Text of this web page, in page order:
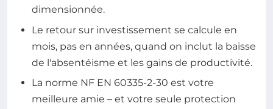
dimensionnée.
Le retour sur investissement se calcule en
mois, pas en années, quand on inclut la baisse
de l'absentéisme et les gains de productivité.
La norme NF EN 60335-2-30 est votre
meilleure amie – et votre seule protection